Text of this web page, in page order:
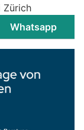
Zürich
Whatsapp